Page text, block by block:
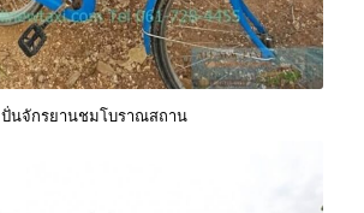
ปั่นจักรยานชมโบราณสถาน